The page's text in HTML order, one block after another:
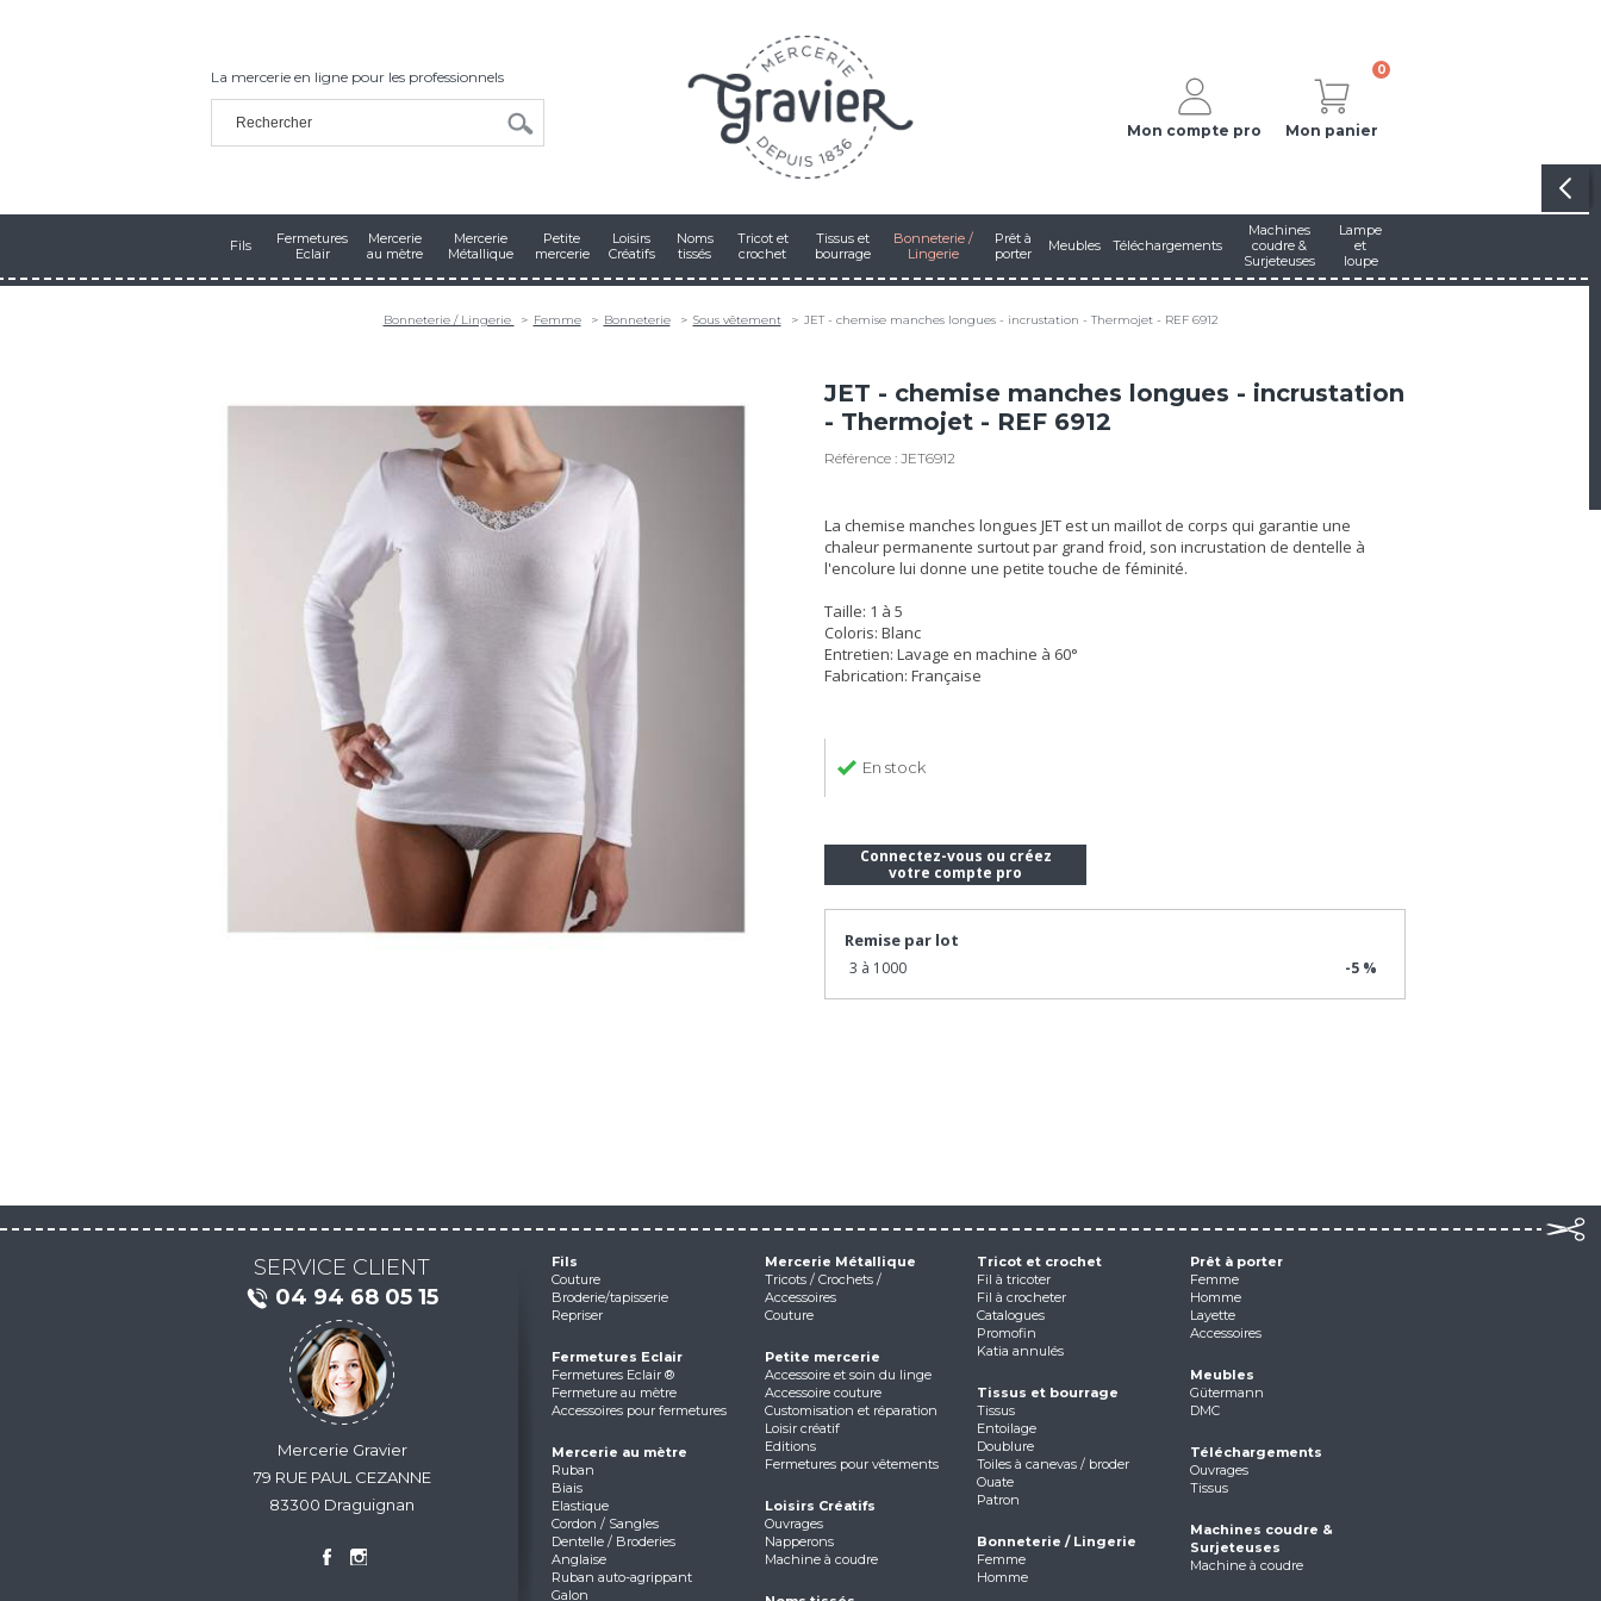
La mercerie en ligne pour les professionnels
Mon compte pro
0
Mon panier
Fils
Fermetures
Eclair
Mercerie
au mètre
Mercerie
Métallique
Petite
mercerie
Loisirs
Créatifs
Noms
tissés
Tricot et
crochet
Tissus et
bourrage
Bonneterie /
Lingerie
Prêt à
porter
Meubles Téléchargements
Machines
coudre &
Surjeteuses
Lampe
et
loupe
Bonneterie / Lingerie Femme Bonneterie Sous vêtement JET - chemise manches longues - incrustation - Thermojet - REF 6912
JET - chemise manches longues - incrustation
- Thermojet - REF 6912
Référence : JET6912
La chemise manches longues JET est un maillot de corps qui garantie une
chaleur permanente surtout par grand froid, son incrustation de dentelle à
l'encolure lui donne une petite touche de féminité.
Taille: 1 à 5
Coloris: Blanc
Entretien: Lavage en machine à 60°
Fabrication: Française
En stock
Connectez-vous ou créez
votre compte pro
Remise par lot
3 à 1000 -5 %
SERVICE CLIENT
04 94 68 05 15
Mercerie Gravier
79 RUE PAUL CEZANNE
83300 Draguignan
Fils
Couture
Broderie/tapisserie
Repriser
Fermetures Eclair
Fermetures Eclair ®
Fermeture au mètre
Accessoires pour fermetures
Mercerie au mètre
Ruban
Biais
Elastique
Cordon / Sangles
Dentelle / Broderies
Anglaise
Ruban auto-agrippant
Galon
Mercerie Métallique
Tricots / Crochets /
Accessoires
Couture
Petite mercerie
Accessoire et soin du linge
Accessoire couture
Customisation et réparation
Loisir créatif
Editions
Fermetures pour vêtements
Loisirs Créatifs
Ouvrages
Napperons
Machine à coudre
Tricot et crochet
Fil à tricoter
Fil à crocheter
Catalogues
Promofin
Katia annulés
Tissus et bourrage
Tissus
Entoilage
Doublure
Toiles à canevas / broder
Ouate
Patron
Bonneterie / Lingerie
Femme
Homme
Prêt à porter
Femme
Homme
Layette
Accessoires
Meubles
Gütermann
DMC
Téléchargements
Ouvrages
Tissus
Machines coudre &
Surjeteuses
Machine à coudre